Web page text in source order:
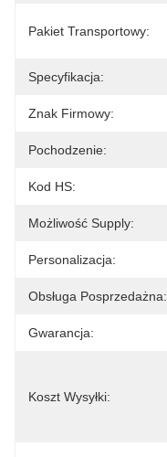
Pakiet Transportowy:
Specyfikacja:
Znak Firmowy:
Pochodzenie:
Kod HS:
Możliwość Supply:
Personalizacja:
Obsługa Posprzedażna:
Gwarancja:
Koszt Wysyłki: